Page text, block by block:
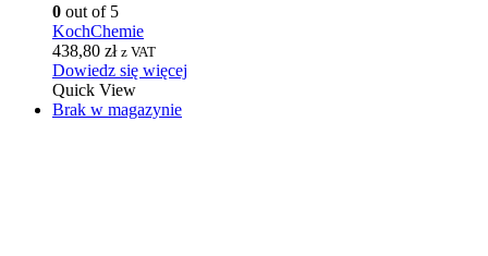
0 out of 5
KochChemie
438,80 zł z VAT
Dowiedz się więcej
Quick View
Brak w magazynie